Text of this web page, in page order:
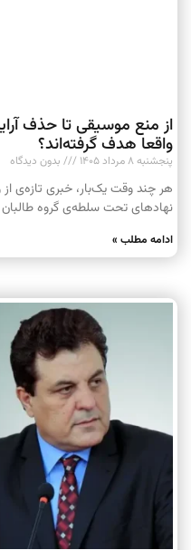
از منع موسیقی تا حذف
واقعا هدف گرفته‌اند؟
پنجشنبه ۸ مرداد ۱۴۰۵ بدون دیدگاه
هر چند وقت یک‌بار، خبری تازه‌ی
نهادهای تحت سلطه‌ی گروه
ادامه مطلب »